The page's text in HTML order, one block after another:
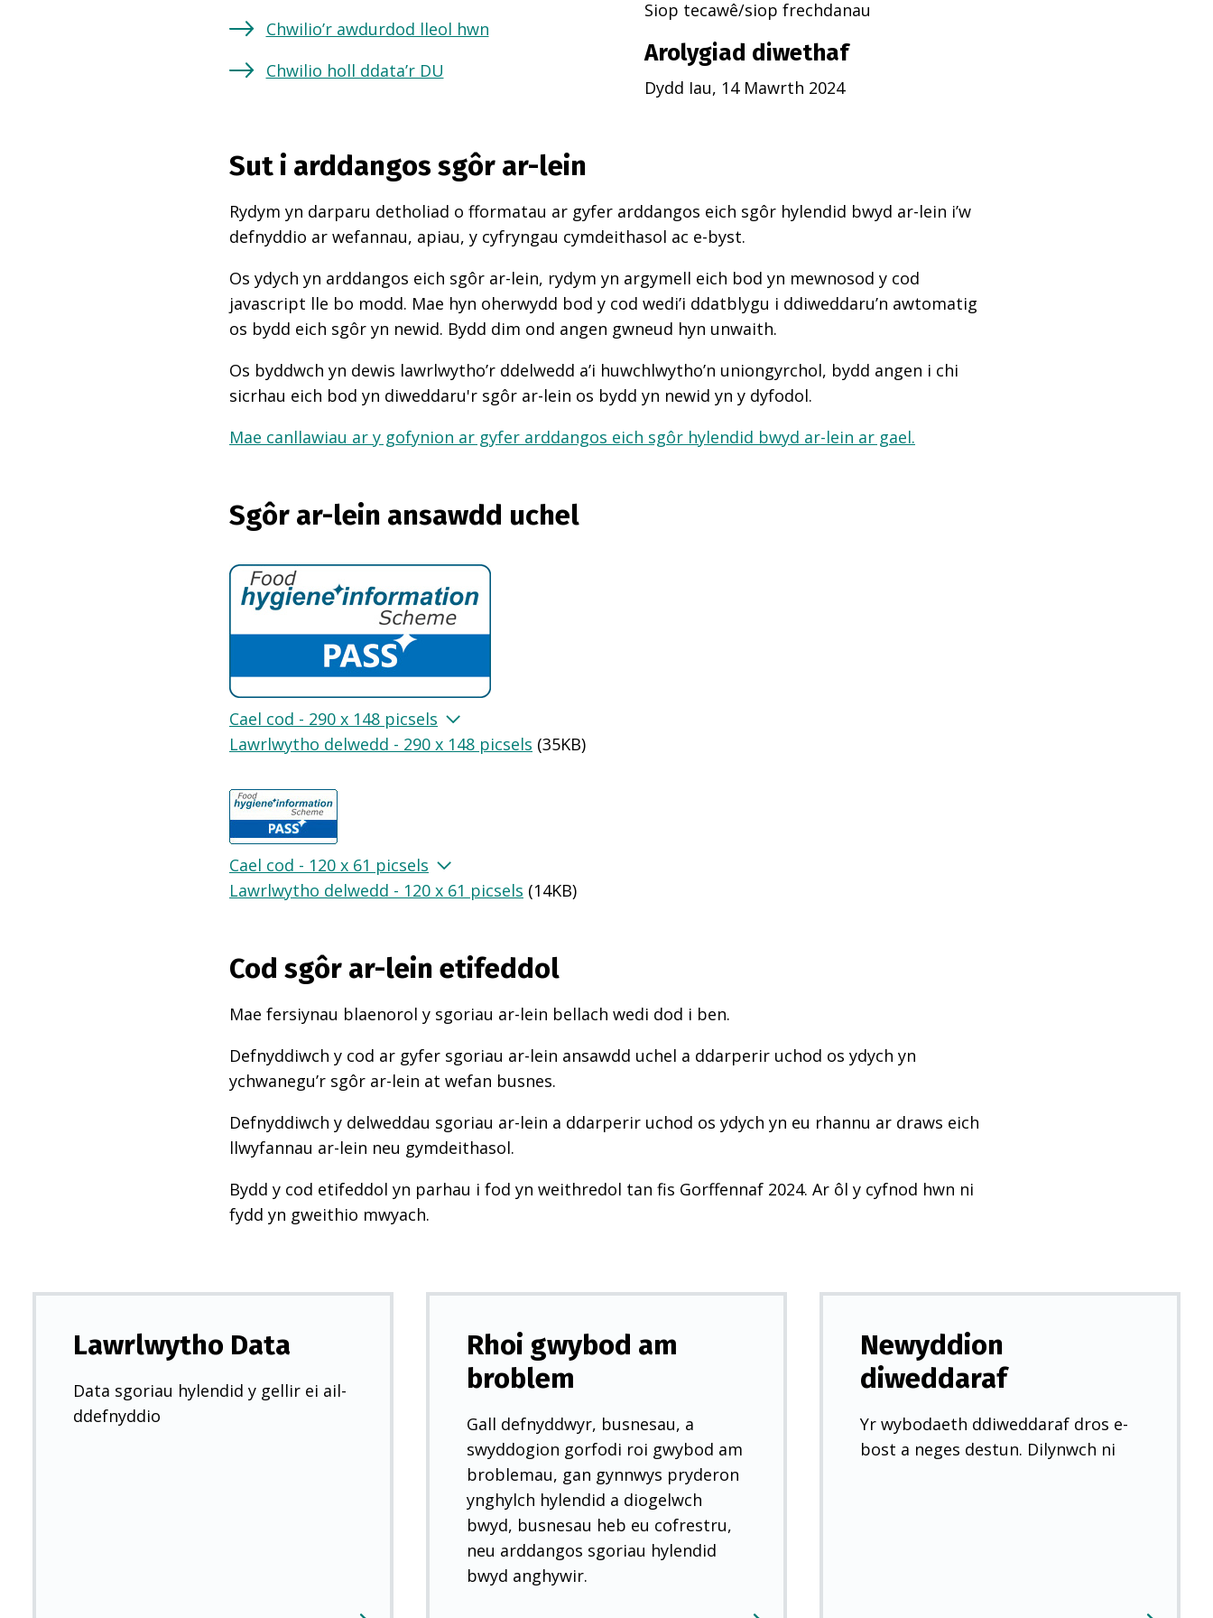
Chwilio’r awdurdod lleol hwn
Chwilio holl ddata’r DU
Siop tecawê/siop frechdanau
Arolygiad diwethaf
Dydd Iau, 14 Mawrth 2024
Sut i arddangos sgôr ar-lein
Rydym yn darparu detholiad o fformatau ar gyfer arddangos eich sgôr hylendid bwyd ar-lein i’w
defnyddio ar wefannau, apiau, y cyfryngau cymdeithasol ac e-byst.
Os ydych yn arddangos eich sgôr ar-lein, rydym yn argymell eich bod yn mewnosod y cod
javascript lle bo modd. Mae hyn oherwydd bod y cod wedi’i ddatblygu i ddiweddaru’n awtomatig
os bydd eich sgôr yn newid. Bydd dim ond angen gwneud hyn unwaith.
Os byddwch yn dewis lawrlwytho’r ddelwedd a’i huwchlwytho’n uniongyrchol, bydd angen i chi
sicrhau eich bod yn diweddaru'r sgôr ar-lein os bydd yn newid yn y dyfodol.
Mae canllawiau ar y gofynion ar gyfer arddangos eich sgôr hylendid bwyd ar-lein ar gael.
Sgôr ar-lein ansawdd uchel
Cael cod - 290 x 148 picsels
Lawrlwytho delwedd - 290 x 148 picsels (35KB)
Cael cod - 120 x 61 picsels
Lawrlwytho delwedd - 120 x 61 picsels (14KB)
Cod sgôr ar-lein etifeddol
Mae fersiynau blaenorol y sgoriau ar-lein bellach wedi dod i ben.
Defnyddiwch y cod ar gyfer sgoriau ar-lein ansawdd uchel a ddarperir uchod os ydych yn
ychwanegu’r sgôr ar-lein at wefan busnes.
Defnyddiwch y delweddau sgoriau ar-lein a ddarperir uchod os ydych yn eu rhannu ar draws eich
llwyfannau ar-lein neu gymdeithasol.
Bydd y cod etifeddol yn parhau i fod yn weithredol tan fis Gorffennaf 2024. Ar ôl y cyfnod hwn ni
fydd yn gweithio mwyach.
Lawrlwytho Data
Data sgoriau hylendid y gellir ei ail-
ddefnyddio
Rhoi gwybod am
broblem
Gall defnyddwyr, busnesau, a
swyddogion gorfodi roi gwybod am
broblemau, gan gynnwys pryderon
ynghylch hylendid a diogelwch
bwyd, busnesau heb eu cofrestru,
neu arddangos sgoriau hylendid
bwyd anghywir.
Newyddion
diweddaraf
Yr wybodaeth ddiweddaraf dros e-
bost a neges destun. Dilynwch ni